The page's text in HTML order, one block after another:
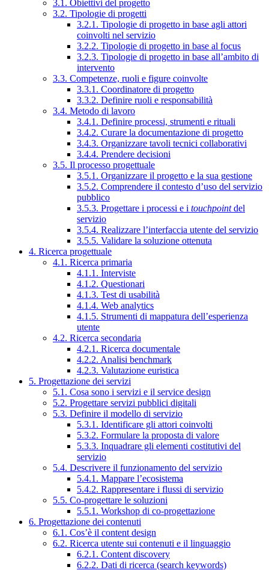
3.1. Obiettivi del progetto
3.2. Tipologie di progetti
3.2.1. Tipologie di progetto in base agli attori
coinvolti nel servizio
3.2.2. Tipologie di progetto in base al focus
3.2.3. Tipologie di progetto in base all’ambito di
intervento
3.3. Competenze, ruoli e figure coinvolte
3.3.1. Coordinatore di progetto
3.3.2. Definire ruoli e responsabilità
3.4. Metodo di lavoro
3.4.1. Definire processi, strumenti e rituali
3.4.2. Curare la documentazione di progetto
3.4.3. Organizzare tavoli tecnici collaborativi
3.4.4. Prendere decisioni
3.5. Il processo progettuale
3.5.1. Organizzare il progetto e la sua gestione
3.5.2. Comprendere il contesto d’uso del servizio
pubblico
3.5.3. Progettare i processi e i touchpointdel
servizio
3.5.4. Realizzare l’interfaccia utente del servizio
3.5.5. Validare la soluzione ottenuta
4. Ricerca progettuale
4.1. Ricerca primaria
4.1.1. Interviste
4.1.2. Questionari
4.1.3. Test di usabilità
4.1.4. Web analytics
4.1.5. Strumenti di mappatura dell’esperienza
utente
4.2. Ricerca secondaria
4.2.1. Ricerca documentale
4.2.2. Analisi benchmark
4.2.3. Valutazione euristica
5. Progettazione dei servizi
5.1. Cosa sono i servizi e il service design
5.2. Progettare servizi pubblici digitali
5.3. Definire il modello di servizio
5.3.1. Identificare gli attori coinvolti
5.3.2. Formulare la proposta di valore
5.3.3. Inquadrare gli elementi costitutivi del
servizio
5.4. Descrivere il funzionamento del servizio
5.4.1. Mappare l’ecosistema
5.4.2. Rappresentare i flussi di servizio
5.5. Co-progettare le soluzioni
5.5.1. Workshop di co-progettazione
6. Progettazione dei contenuti
6.1. Cos’è il content design
6.2. Ricerca utente sui contenuti e il linguaggio
6.2.1. Content discovery
6.2.2. Dati di ricerca (search keywords)